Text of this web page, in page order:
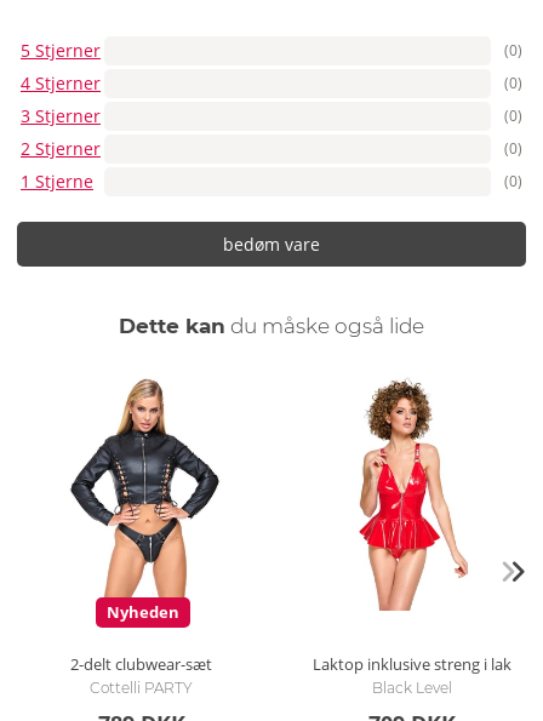
5 Stjerner (0)
4 Stjerner (0)
3 Stjerner (0)
2 Stjerner (0)
1 Stjerne (0)
bedøm vare
Dette kan du måske også lide
Nyheden
2-delt clubwear-sæt
Cottelli PARTY
Laktop inklusive streng i lak
Black Level